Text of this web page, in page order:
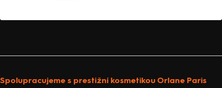
Spolupracujeme s prestižní kosmetikou Orlane Paris